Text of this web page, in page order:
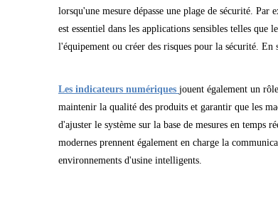
lorsqu'une mesure dépasse une plage de sécurité.
est essentiel dans les applications sensibles telles que
l'équipement ou créer des risques pour la sécurité.
Les indicateurs numériques jouent également un
maintenir la qualité des produits et garantir que les
d'ajuster le système sur la base de mesures en temps
modernes prennent également en charge la
environnements d'usine intelligents.